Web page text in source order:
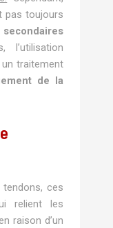
pas toujours
traitement
de la
tendons, ces
relient les
raison d’un